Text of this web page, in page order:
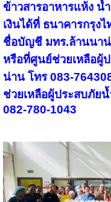
ข้าวสารอาหารแห้ง น้
เงินได้ที่ ธนาคารกรุง
ชื่อบัญชี มทร.ล้านนา
หรือที่ศูนย์ช่วยเหลือผู้
น่าน โทร 083-
ช่วยเหลือผู้ประสบภัย
082-780-1043